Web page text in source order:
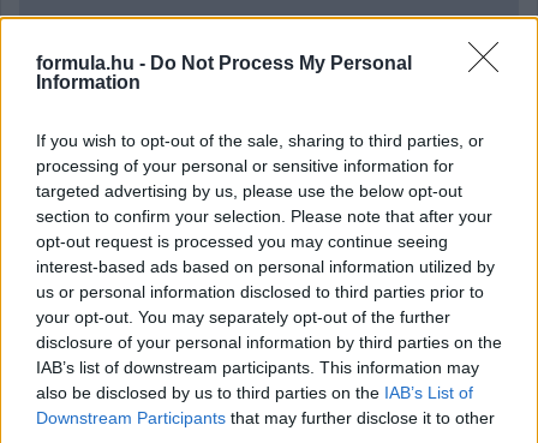
formula.hu - Do Not Process My Personal
Information
If you wish to opt-out of the sale, sharing to third parties, or
processing of your personal or sensitive information for
targeted advertising by us, please use the below opt-out
section to confirm your selection. Please note that after your
opt-out request is processed you may continue seeing
interest-based ads based on personal information utilized by
us or personal information disclosed to third parties prior to
your opt-out. You may separately opt-out of the further
disclosure of your personal information by third parties on the
IAB’s list of downstream participants. This information may
also be disclosed by us to third parties on the IAB’s List of
Downstream Participants that may further disclose it to other
Parc Fermé
Montoya szerint Antonelli kedvessége sem segít
Russellen